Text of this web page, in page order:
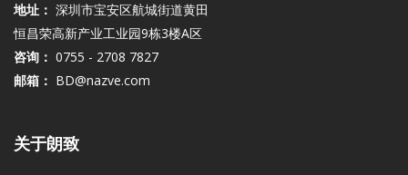
地址： 深圳市宝安区航城街道黄田
恒昌荣高新产业工业园9栋3楼A区
咨询： 0755 - 2708 7827
邮箱： BD@nazve.com
关于朗致